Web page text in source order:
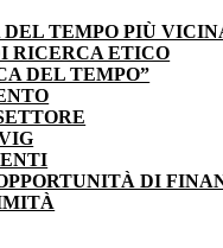
TEMPO PIÙ
RICERCA ETICO
DEL TEMPO”
DI